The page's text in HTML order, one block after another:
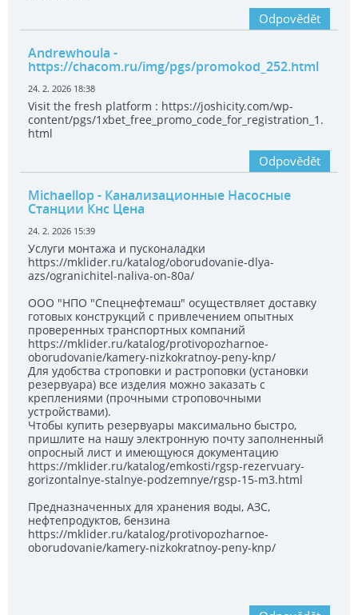
Odpovědět
Andrewhoula -
https://chacom.ru/img/pgs/promokod_252.html
24. 2. 2026 18:38
Visit the fresh platform : https://joshicity.com/wp-
content/pgs/1xbet_free_promo_code_for_registration_1.
html
Odpovědět
Michaellop - Канализационные Насосные
Станции Кнс Цена
24. 2. 2026 15:39
Услуги монтажа и пусконаладки
https://mklider.ru/katalog/oborudovanie-dlya-
azs/ogranichitel-naliva-on-80a/
ООО "НПО "Спецнефтемаш" осуществляет доставку
готовых конструкций с привлечением опытных
проверенных транспортных компаний
https://mklider.ru/katalog/protivopozharnoe-
oborudovanie/kamery-nizkokratnoy-peny-knp/
Для удобства строповки и растроповки (установки
резервуара) все изделия можно заказать с
креплениями (прочными строповочными
устройствами).
Чтобы купить резервуары максимально быстро,
пришлите на нашу электронную почту заполненный
опросный лист и имеющуюся документацию
https://mklider.ru/katalog/emkosti/rgsp-rezervuary-
gorizontalnye-stalnye-podzemnye/rgsp-15-m3.html
Предназначенных для хранения воды, АЗС,
нефтепродуктов, бензина
https://mklider.ru/katalog/protivopozharnoe-
oborudovanie/kamery-nizkokratnoy-peny-knp/